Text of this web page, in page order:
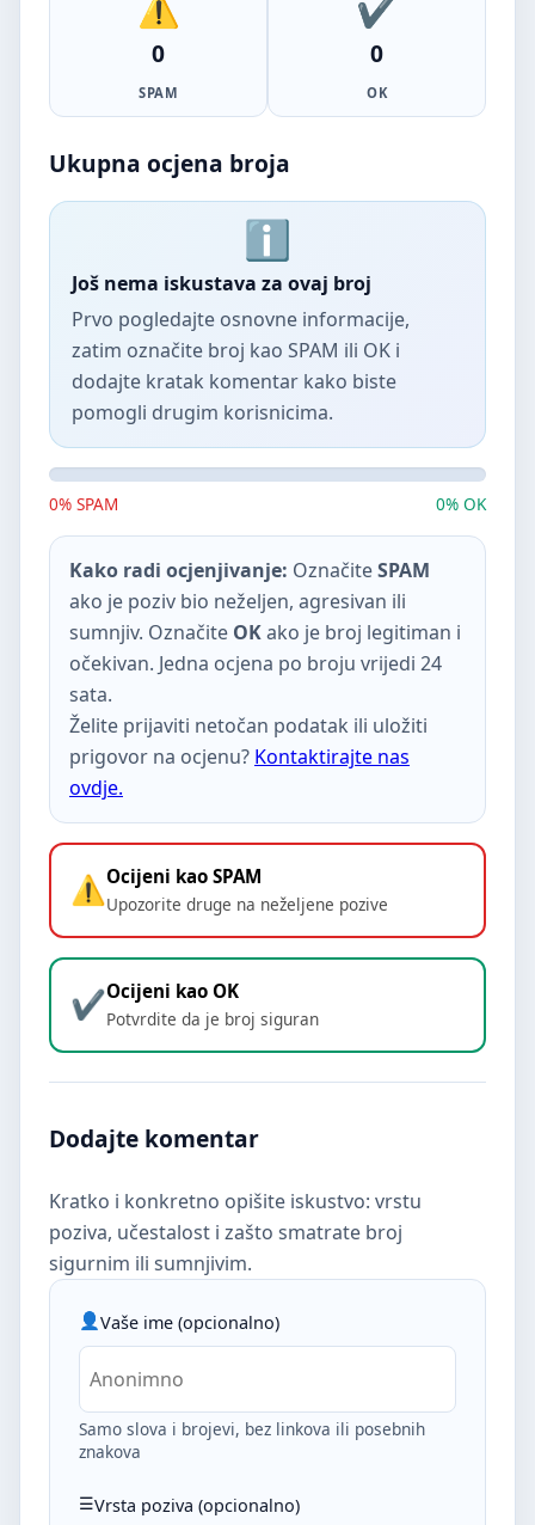
0
SPAM
0
OK
Ukupna ocjena broja
Još nema iskustava za ovaj broj
Prvo pogledajte osnovne informacije,
zatim označite broj kao SPAM ili OK i
dodajte kratak komentar kako biste
pomogli drugim korisnicima.
0% SPAM 0% OK
Kako radi ocjenjivanje: OznačiteSPAM
ako je poziv bio neželjen, agresivan ili
sumnjiv. Označite OKako je broj legitiman i
očekivan. Jedna ocjena po broju vrijedi 24
sata.
Želite prijaviti netočan podatak ili uložiti
prigovor na ocjenu? Kontaktirajte nas
ovdje.
Ocijeni kao SPAM
Upozorite druge na neželjene pozive
Ocijeni kao OK
Potvrdite da je broj siguran
Dodajte komentar
Kratko i konkretno opišite iskustvo: vrstu
poziva, učestalost i zašto smatrate broj
sigurnim ili sumnjivim.
Vaše ime (opcionalno)
Samo slova i brojevi, bez linkova ili posebnih
znakova
Vrsta poziva (opcionalno)